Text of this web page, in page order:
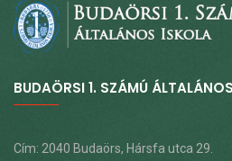
BUDAÖRSI 1. SZÁMÚ
Cím: 2040 Budaörs, Hársfa utca 29.